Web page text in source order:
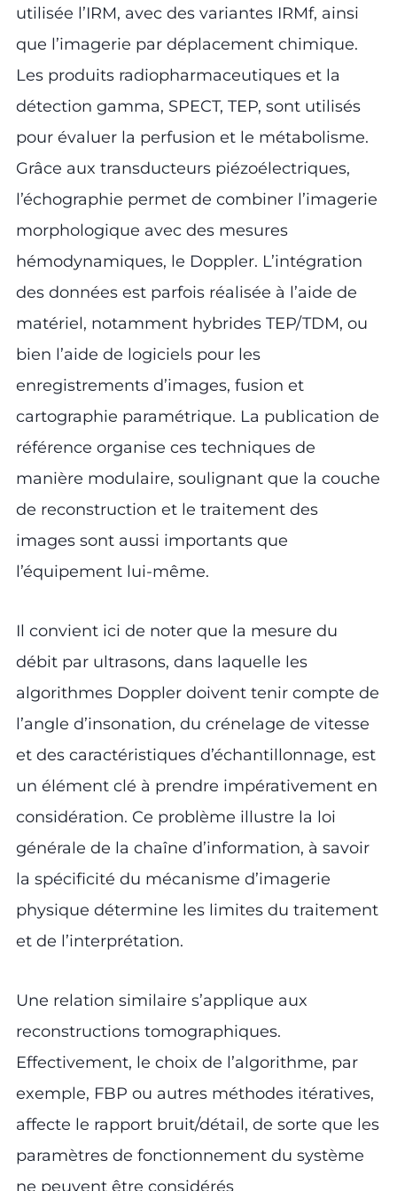
utilisée l’IRM, avec des variantes IRMf, ainsi
que l’imagerie par déplacement chimique.
Les produits radiopharmaceutiques et la
détection gamma, SPECT, TEP, sont utilisés
pour évaluer la perfusion et le métabolisme.
Grâce aux transducteurs piézoélectriques,
l’échographie permet de combiner l’imagerie
morphologique avec des mesures
hémodynamiques, le Doppler. L’intégration
des données est parfois réalisée à l’aide de
matériel, notamment hybrides TEP/TDM, ou
bien l’aide de logiciels pour les
enregistrements d’images, fusion et
cartographie paramétrique. La publication de
référence organise ces techniques de
manière modulaire, soulignant que la couche
de reconstruction et le traitement des
images sont aussi importants que
l’équipement lui-même.
Il convient ici de noter que la mesure du
débit par ultrasons, dans laquelle les
algorithmes Doppler doivent tenir compte de
l’angle d’insonation, du crénelage de vitesse
et des caractéristiques d’échantillonnage, est
un élément clé à prendre impérativement en
considération. Ce problème illustre la loi
générale de la chaîne d’information, à savoir
la spécificité du mécanisme d’imagerie
physique détermine les limites du traitement
et de l’interprétation.
Une relation similaire s’applique aux
reconstructions tomographiques.
Effectivement, le choix de l’algorithme, par
exemple, FBP ou autres méthodes itératives,
affecte le rapport bruit/détail, de sorte que les
paramètres de fonctionnement du système
ne peuvent être considérés